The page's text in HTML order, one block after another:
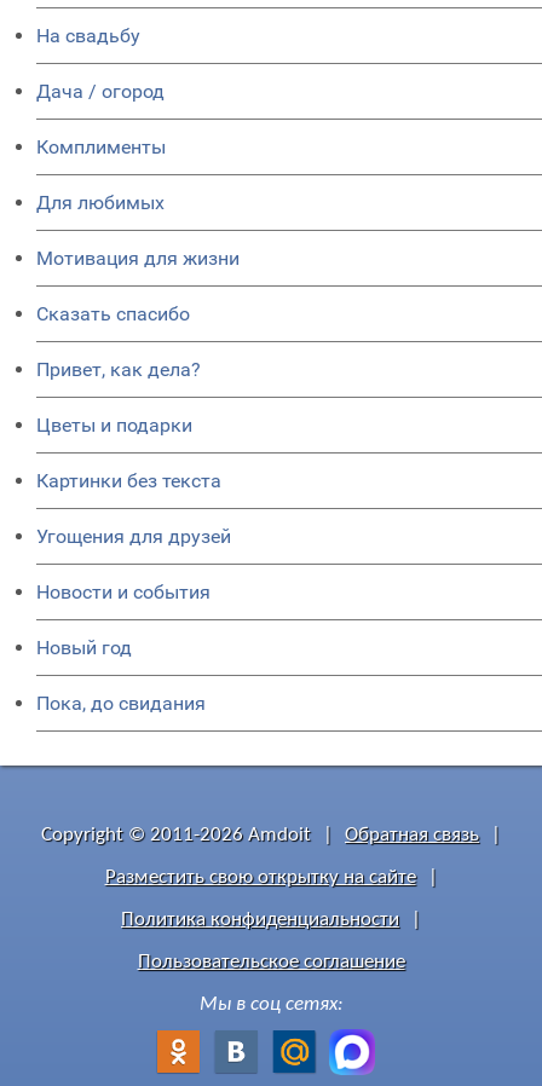
На свадьбу
Дача / огород
Комплименты
Для любимых
Мотивация для жизни
Сказать спасибо
Привет, как дела?
Цветы и подарки
Картинки без текста
Угощения для друзей
Новости и события
Новый год
Пока, до свидания
Copyright © 2011-2026 Amdoit Обратная связь
Разместить свою открытку на сайте
Политика конфиденциальности
Пользовательское соглашение
Мы в соц сетях: